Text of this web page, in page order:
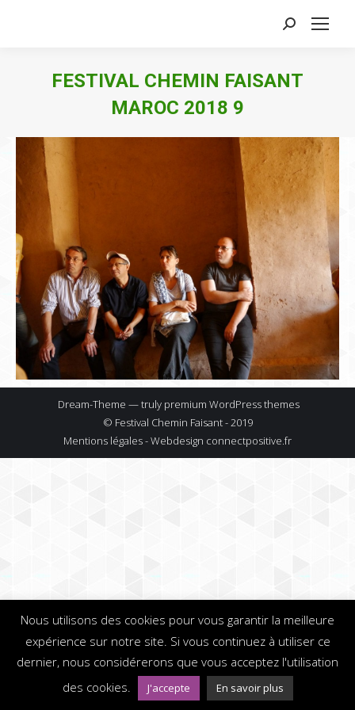
Search:
FESTIVAL CHEMIN FAISANT
MAROC 2018 9
Dream-Theme — truly premium WordPress themes
© Festival Chemin Faisant - 2019
Mentions légales - Webdesign connectpositive.fr
Nous utilisons des cookies pour vous garantir la meilleure
expérience sur notre site. Si vous continuez à utiliser ce
dernier, nous considérerons que vous acceptez l'utilisation
des cookies.
J'accepte En savoir plus